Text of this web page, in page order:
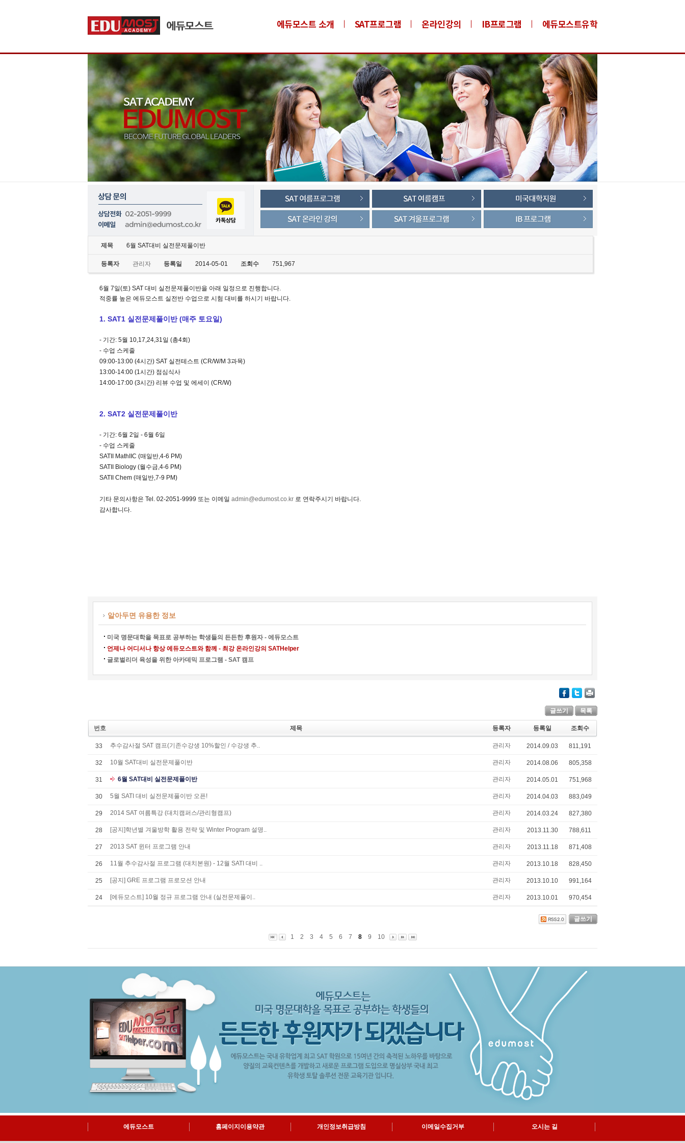
에듀모스트 소개 SAT프로그램 온라인강의 IB프로그램 에듀모스트유학
제목 6월 SAT대비 실전문제풀이반
등록자 관리자 등록일 2014-05-01 조회수 751,967
6월 7일(토) SAT 대비 실전문제풀이반을 아래 일정으로 진행합니다.
적중률 높은 에듀모스트 실전반 수업으로 시험 대비를 하시기 바랍니다.
1. SAT1 실전문제풀이반 (매주 토요일)
- 기간: 5월 10,17,24,31일 (총4회)
- 수업 스케줄
09:00-13:00 (4시간) SAT 실전테스트 (CR/W/M 3과목)
13:00-14:00 (1시간) 점심식사
14:00-17:00 (3시간) 리뷰 수업 및 에세이 (CR/W)
2. SAT2 실전문제풀이반
- 기간: 6월 2일 - 6월 6일
- 수업 스케줄
SATII MathIIC (매일반,4-6 PM)
SATII Biology (월수금,4-6 PM)
SATII Chem (매일반,7-9 PM)
기타 문의사항은 Tel. 02-2051-9999 또는 이메일 admin@edumost.co.kr 로 연락주시기 바랍니다.
감사합니다.
알아두면 유용한 정보
미국 명문대학을 목표로 공부하는 학생들의 든든한 후원자 - 에듀모스트
언제나 어디서나 항상 에듀모스트와 함께 - 최강 온라인강의 SATHelper
글로벌리더 육성을 위한 아카데믹 프로그램 - SAT 캠프
글쓰기 목록
번호 제목 등록자 등록일 조회수
33 추수감사절 SAT 캠프(기존수강생 10%할인 / 수강생 추.. 관리자 2014.09.03 811,191
32 10월 SAT대비 실전문제풀이반 관리자 2014.08.06 805,358
31 6월 SAT대비 실전문제풀이반 관리자 2014.05.01 751,968
30 5월 SATI 대비 실전문제풀이반 오픈! 관리자 2014.04.03 883,049
29 2014 SAT 여름특강 (대치캠퍼스/관리형캠프) 관리자 2014.03.24 827,380
28 [공지]학년별 겨울방학 활용 전략 및 Winter Program 설명.. 관리자 2013.11.30 788,611
27 2013 SAT 윈터 프로그램 안내 관리자 2013.11.18 871,408
26 11월 추수감사절 프로그램 (대치본원) - 12월 SATI 대비 .. 관리자 2013.10.18 828,450
25 [공지] GRE 프로그램 프로모션 안내 관리자 2013.10.10 991,164
24 [에듀모스트] 10월 정규 프로그램 안내 (실전문제풀이.. 관리자 2013.10.01 970,454
글쓰기
1 2 3 4 5 6 7 8 9 10
에듀모스트 홈페이지이용약관 개인정보취급방침 이메일수집거부 오시는 길